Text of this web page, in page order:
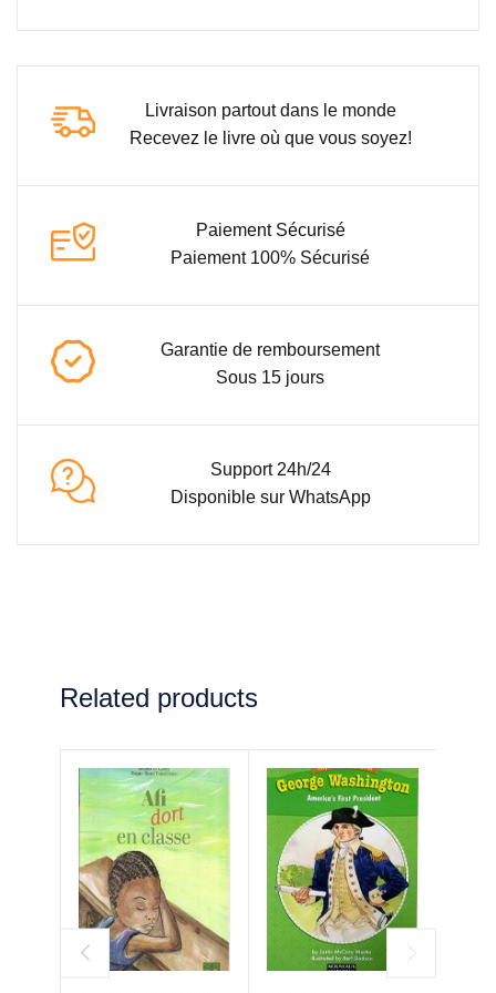
Livraison partout dans le monde
Recevez le livre où que vous soyez!
Paiement Sécurisé
Paiement 100% Sécurisé
Garantie de remboursement
Sous 15 jours
Support 24h/24
Disponible sur WhatsApp
Related products